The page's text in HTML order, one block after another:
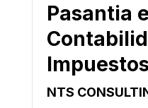
Pasantia
NTS